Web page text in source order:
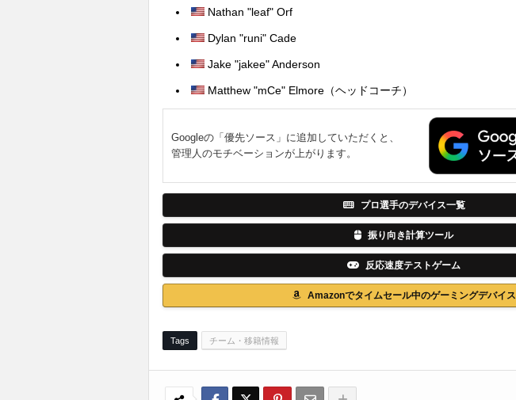
Nathan "leaf" Orf
Dylan "runi" Cade
Jake "jakee" Anderson
Matthew "mCe" Elmore（ヘッドコーチ）
Googleの「優先ソース」に追加していただくと、
管理人のモチベーションが上がります。
プロ選手のデバイス一覧
振り向き計算ツール
反応速度テストゲーム
Amazonでタイムセール中のゲーミングデバイス
Tags チーム・移籍情報